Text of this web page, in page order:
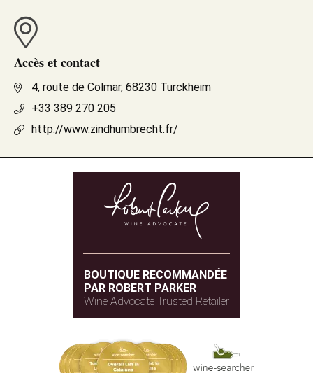
Accès et contact
4, route de Colmar, 68230 Turckheim
+33 389 270 205
http://www.zindhumbrecht.fr/
BOUTIQUE RECOMMANDÉE
PAR ROBERT PARKER
Wine Advocate Trusted Retailer